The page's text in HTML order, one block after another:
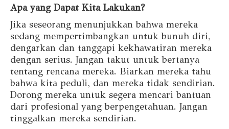
Apa yang Dapat Kita Lakukan?
Jika seseorang menunjukkan bahwa mereka
sedang mempertimbangkan untuk bunuh diri,
dengarkan dan tanggapi kekhawatiran mereka
dengan serius. Jangan takut untuk bertanya
tentang rencana mereka. Biarkan mereka tahu
bahwa kita peduli, dan mereka tidak sendirian.
Dorong mereka untuk segera mencari bantuan
dari profesional yang berpengetahuan. Jangan
tinggalkan mereka sendirian.